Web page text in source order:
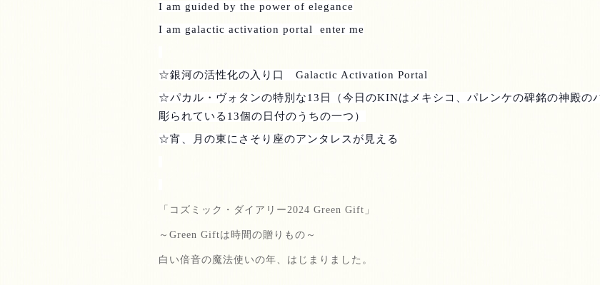
I am guided by the power of elegance
I am galactic activation portal enter me
☆銀河の活性化の入り口 Galactic Activation Portal
☆パカル・ヴォタンの特別な13 日（今日のKINはメキシコ、パレンケの碑銘の神殿の
彫られている 13個の日付のうちの一つ）
☆宵、月の東にさそり座のアンタレスが見える
「コズミック・ダイアリー2024 Green Gift 」
～ Green Giftは時間の贈りもの～
白い倍音の魔法使いの年、はじまりました。